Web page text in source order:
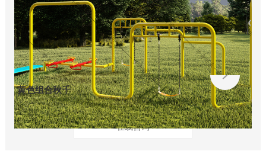
黄色组合秋千
在线咨询